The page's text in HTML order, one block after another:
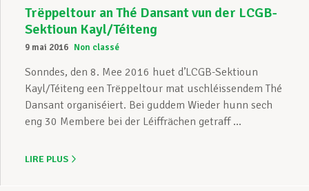
Trëppeltour an Thé Dansant vun der LCGB-
Sektioun Kayl/Téiteng
9 mai 2016 Non classé
Sonndes, den 8. Mee 2016 huet d’LCGB-Sektioun
Kayl/Téiteng een Trëppeltour mat uschléissendem Thé
Dansant organiséiert. Bei guddem Wieder hunn sech
eng 30 Membere bei der Léiffrächen getraff ...
LIRE PLUS